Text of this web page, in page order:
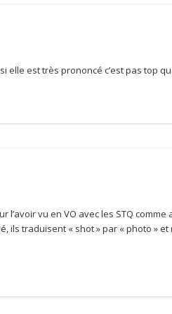
elle est très prononcé c’est pas top
l’avoir vu en VO avec les STQ
ils traduisent « shot » par « photo » et